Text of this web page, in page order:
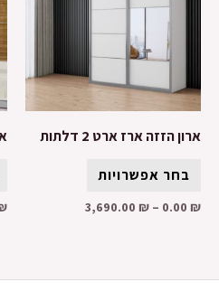
ארון הזזה ארז ארט 2 דלתות
בחר אפשרויות
0.00 ₪
–
3,690.00 ₪